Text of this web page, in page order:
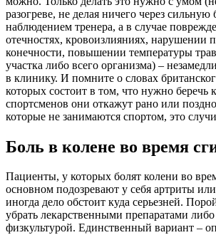
разогреве, не делая ничего через сильную
наблюдением тренера, а в случае
отечностях, кровоизлияниях, нарушении
конечности, повышении температуры
участка либо всего организма) –
в клинику. И помните о словах
которых состоит в том, что нужно беречь
спортсменов они откажут рано или
которые не занимаются спортом, это
Боль в колене во время
Пациенты, у которых болят колени во
основном подозревают у себя артриты
иногда дело обстоит куда серьезней.
убрать лекарственными препаратами
физкультурой. Единственный вариант –